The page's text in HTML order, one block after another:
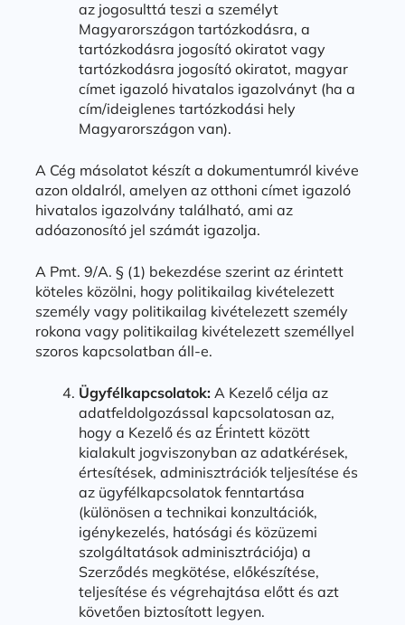
az jogosulttá teszi a személyt
Magyarországon tartózkodásra, a
tartózkodásra jogosító okiratot vagy
tartózkodásra jogosító okiratot, magyar
címet igazoló hivatalos igazolványt (ha a
cím/ideiglenes tartózkodási hely
Magyarországon van).
A Cég másolatot készít a dokumentumról kivéve
azon oldalról, amelyen az otthoni címet igazoló
hivatalos igazolvány található, ami az
adóazonosító jel számát igazolja.
A Pmt. 9/A. § (1) bekezdése szerint az érintett
köteles közölni, hogy politikailag kivételezett
személy vagy politikailag kivételezett személy
rokona vagy politikailag kivételezett személlyel
szoros kapcsolatban áll-e.
Ügyfélkapcsolatok:A Kezelő célja az
adatfeldolgozással kapcsolatosan az,
hogy a Kezelő és az Érintett között
kialakult jogviszonyban az adatkérések,
értesítések, adminisztrációk teljesítése és
az ügyfélkapcsolatok fenntartása
(különösen a technikai konzultációk,
igénykezelés, hatósági és közüzemi
szolgáltatások adminisztrációja) a
Szerződés megkötése, előkészítése,
teljesítése és végrehajtása előtt és azt
követően biztosított legyen.